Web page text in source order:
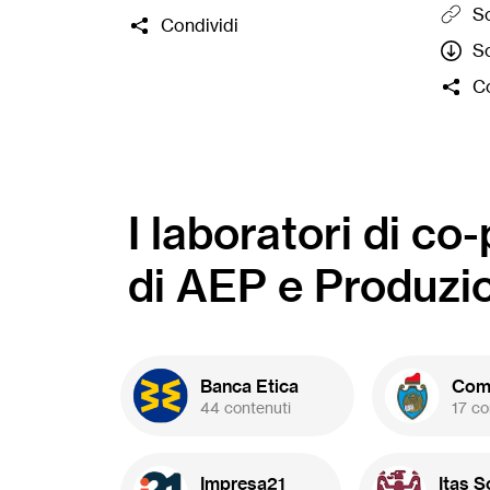
Condividi
del
I laboratori di
di AEP e
Banca Etica
44 contenuti 17
Impresa21 Itas